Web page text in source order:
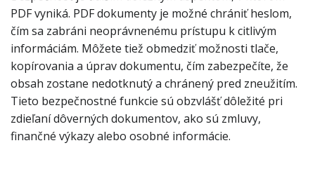
PDF vyniká. PDF dokumenty je možné chrániť heslom,
čím sa zabráni neoprávnenému prístupu k citlivým
informáciám. Môžete tiež obmedziť možnosti tlače,
kopírovania a úprav dokumentu, čím zabezpečíte, že
obsah zostane nedotknutý a chránený pred zneužitím.
Tieto bezpečnostné funkcie sú obzvlášť dôležité pri
zdieľaní dôverných dokumentov, ako sú zmluvy,
finančné výkazy alebo osobné informácie.